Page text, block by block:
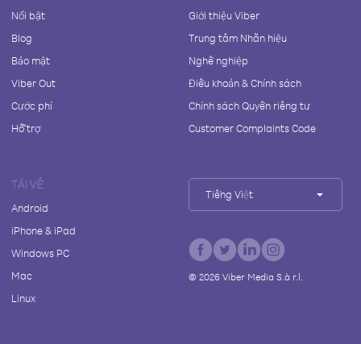
Nổi bật
Blog
Bảo mật
Viber Out
Cước phí
Hỗ trợ
Giới thiệu Viber
Trung tâm Nhãn hiệu
Nghề nghiệp
Điều khoản & Chính sách
Chính sách Quyền riêng tư
Customer Complaints Code
TẢI VỀ
Android
iPhone & iPad
Windows PC
Mac
Linux
Tiếng Việt
© 2026Viber Media S.à r.l.